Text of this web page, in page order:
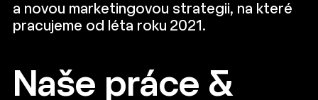
a novou marketingovou strategii, na které
pracujeme od léta roku 2021.
Naše práce &